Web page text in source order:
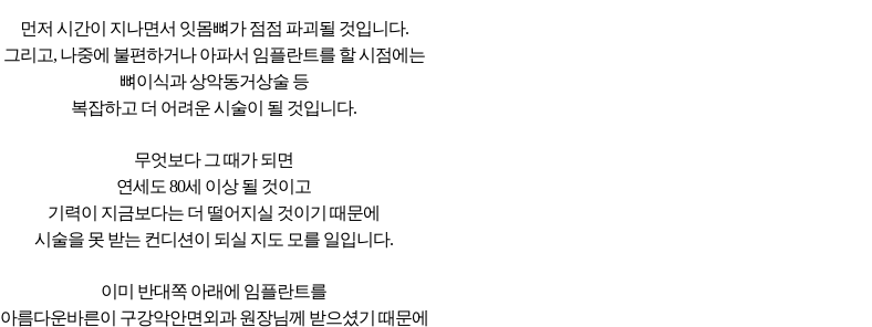
먼저 시간이 지나면서 잇몸뼈가 점점 파괴될 것입니다.
그리고, 나중에 불편하거나 아파서 임플란트를 할 시점에는
뼈이식과 상악동거상술 등
복잡하고 더 어려운 시술이 될 것입니다.
무엇보다 그 때가 되면
연세도 80세 이상 될 것이고
기력이 지금보다는 더 떨어지실 것이기 때문에
시술을 못 받는 컨디션이 되실 지도 모를 일입니다.
이미 반대쪽 아래에 임플란트를
아름다운바른이 구강악안면외과 원장님께 받으셨기 때문에